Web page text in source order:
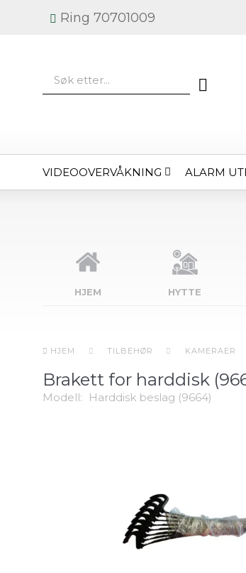
Ring 70701009
VIDEOOVERVÅKNING ALARM
HJEM HYTTE
HJEM TILBEHØR KAMERAER
Brakett for harddisk
Modell: Harddisk beslag (9664)